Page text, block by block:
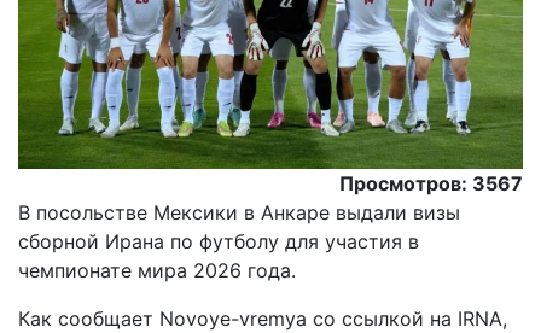
Просмотров: 3567
В посольстве Мексики в Анкаре выдали визы
сборной Ирана по футболу для участия в
чемпионате мира 2026 года.
Как сообщает Novoye-vremya со ссылкой на IRNA,